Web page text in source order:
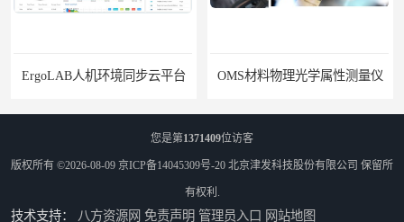
ErgoLAB人机环境同步云平台 OMS材料物理光学属性测量仪
您是第1371409位访客
版权所有 ©2026-08-09 京ICP备14045309号-20 北京津发科技股份有限公司 保留所
有权利.
技术支持： 八方资源网 免责声明 管理员入口 网站地图